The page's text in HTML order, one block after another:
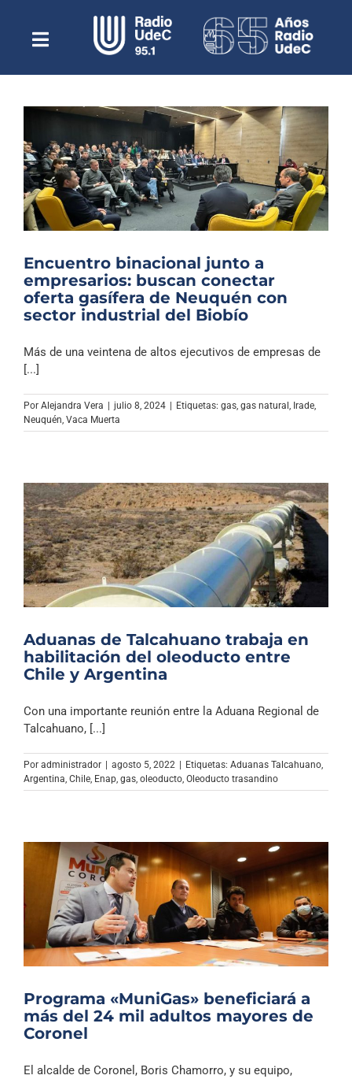
contenidoToggle
NavigationEscuchar Radio UdeC en vivo
Quiénes Somos
Programación
Podcast
Noticias
Reportajes
Columnas
Música Clásica
Archivo Sonoro
Encuentro binacional junto a
empresarios: buscan conectar
oferta gasífera de Neuquén con
sector industrial del Biobío
Más de una veintena de altos ejecutivos de empresas de
[...]
Por Alejandra Vera julio 8, 2024 Etiquetas: gas, gas natural , Irade,
Neuquén, Vaca Muerta
Aduanas de Talcahuano trabaja en
habilitación del oleoducto entre
Chile y Argentina
Con una importante reunión entre la Aduana Regional de
Talcahuano, [...]
Por administrador | agosto 5, 2022 | Etiquetas: Aduanas Talcahuano,
Argentina, Chile, Enap, gas, oleoducto, Oleoducto trasandino
Programa «MuniGas» beneficiará a
más del 24 mil adultos mayores de
Coronel
El alcalde de Coronel, Boris Chamorro, y su equipo,